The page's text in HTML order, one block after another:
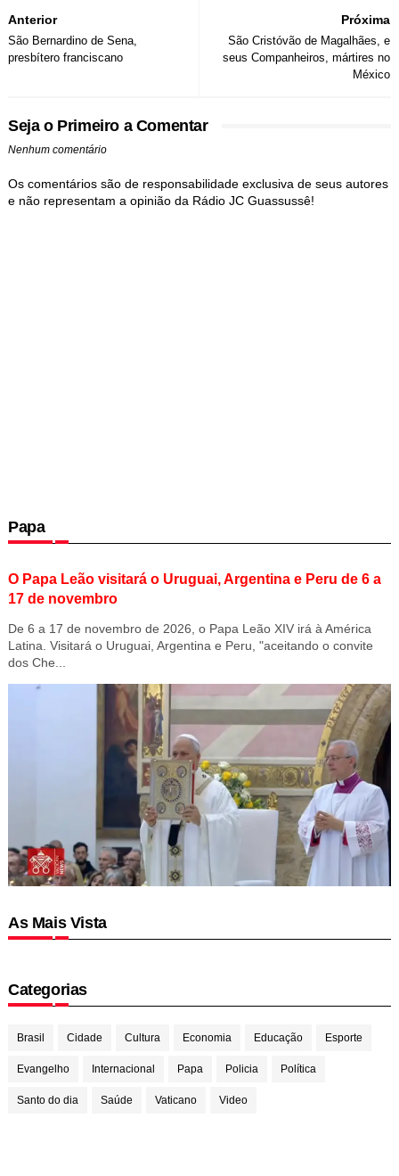
Próxima
São Cristóvão de Magalhães, e
seus Companheiros, mártires no
México
Anterior
São Bernardino de Sena,
presbítero franciscano
Seja o Primeiro a Comentar
Nenhum comentário
Os comentários são de responsabilidade exclusiva de seus autores
e não representam a opinião da Rádio JC Guassussê!
Papa
O Papa Leão visitará o Uruguai, Argentina e Peru de 6 a
17 de novembro
De 6 a 17 de novembro de 2026, o Papa Leão XIV irá à América
Latina. Visitará o Uruguai, Argentina e Peru, "aceitando o convite
dos Che...
As Mais Vista
Categorias
Brasil Cidade Cultura Economia Educação Esporte
Evangelho Internacional Papa Policia Política
Santo do dia Saúde Vaticano Video